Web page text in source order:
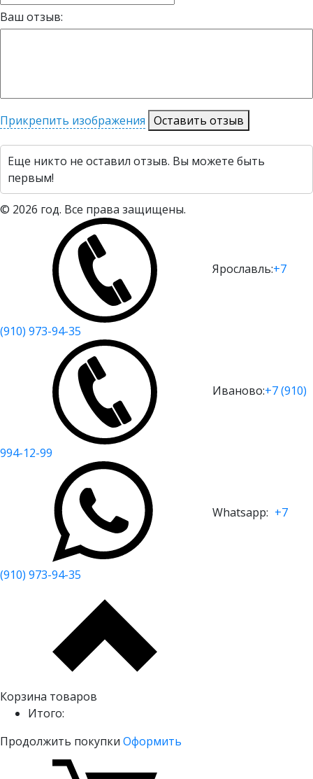
Ваш отзыв:
Прикрепить изображения Оставить отзыв
Еще никто не оставил отзыв. Вы можете быть
первым!
© 2026 год. Все права защищены.
Ярославль:+7
(910) 973-94-35
Иваново:+7 (910)
994-12-99
Whatsapp: +7
(910) 973-94-35
Корзина товаров
Итого:
Продолжить покупки Оформить